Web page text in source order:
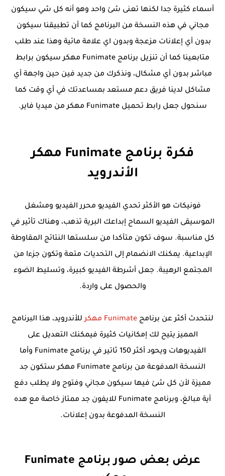
أسماء كثيرة جدا لكنها تعنى شئ واحد وهو أنه كل شي سيكون
مجاني في هذه النسخة من البرنامج كما أن تطبيقنا سيكون
بدون أي إعلانات مزعجة وبدون اي علامة مائية وهذا عند طلب
متابعينا كما أن تنزيل برنامج Funimate مهكر سيكون برابط
مباشر بدون أي مشكال، ونذكرك من جديد فين حين واجهة أي
مشاكل لدينا فريق دعم مستعد بمساعدتك في أي وقت كما
سنحول جعل رابط تحميل Funimate مهكر من ميديا فاير.
فكرة برنامج Funimate مهكر
الأندرويد
فونيكات هو الأكثر تحدي الفيديو محرر الفيديو ومشغل
الموسيقى الفيديو السماح إبداعك البرية تذهب، وهناك تأثير في
كل مناسبة. سوف تكون متأكدا من سلستها النتائج المقاوطة
الإبداعية. يمكنك الانضمام إلى التحديات متعة وتكون جزءا من
المجتمع الرهيبة. جعل أشرطة الفيديو كبيرة، وتسليط الضوء
والحصول على واردة.
لنتحدث أكثر عن برنامج Funimate مهكر
للأندرويد، هذا البرنامج
المميز يتيح لك إمكانيات كثيرة فيمكنك التعديل على
الفيديوهات ويحود أكثر 150 ثاتير في برنامج Funimate وأما
النسخة المدفوعة من برنامج Funimate مهكر ستكون جد
مميزة لأن كل شئ فيها سيكون مجاني وفتوح ولا يطلب دفع
أية مبالغ، وبرنامج Funimate للايفون جد ممتاز خاصة مع هده
النسخة المدفوعة بدون إعلانات.
عرض بعض صور برنامج Funimate